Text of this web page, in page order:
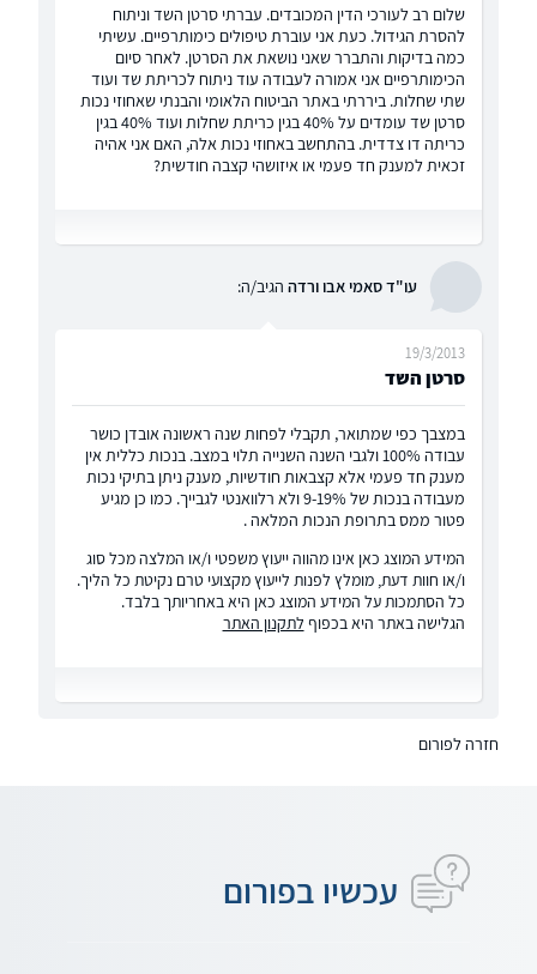
שלום רב לעורכי הדין המכובדים. עברתי סרטן השד וניתוח
להסרת הגידול. כעת אני עוברת טיפולים כימותרפיים. עשיתי
כמה בדיקות והתברר שאני נושאת את הסרטן. לאחר סיום
הכימותרפיים אני אמורה לעבודה עוד ניתוח לכריתת שד ועוד
שתי שחלות. ביררתי באתר הביטוח הלאומי והבנתי שאחוזי נכות
סרטן שד עומדים על 40% בגין כריתת שחלות ועוד 40% בגין
כריתה דו צדדית. בהתחשב באחוזי נכות אלה, האם אני אהיה
זכאית למענק חד פעמי או איזושהי קצבה חודשית?
עו"ד סאמי אבו ורדה הגיב/ה:
סרטן השד
19/3/2013
במצבך כפי שמתואר, תקבלי לפחות שנה ראשונה אובדן כושר
עבודה 100% ולגבי השנה השנייה תלוי במצב. בנכות כללית אין
מענק חד פעמי אלא קצבאות חודשיות, מענק ניתן בתיקי נכות
מעבודה בנכות של 9-19% ולא רלוואנטי לגבייך. כמו כן מגיע
פטור ממס בתרופת הנכות המלאה .
המידע המוצג כאן אינו מהווה ייעוץ משפטי ו/או המלצה מכל סוג
ו/או חוות דעת, מומלץ לפנות לייעוץ מקצועי טרם נקיטת כל הליך.
כל הסתמכות על המידע המוצג כאן היא באחריותך בלבד.
הגלישה באתר היא בכפוף לתקנון האתר
חזרה לפורום
עכשיו בפורום